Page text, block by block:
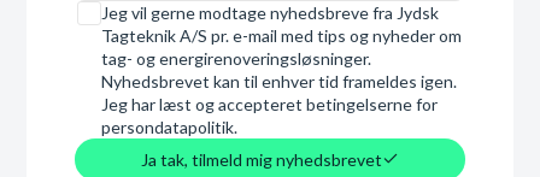
Samtykke
Jeg vil gerne modtage nyhedsbreve fra Jydsk
Tagteknik A/S pr. e-mail med tips og nyheder om
tag- og energirenoveringsløsninger.
Nyhedsbrevet kan til enhver tid frameldes igen.
Jeg har læst og accepteret betingelserne for
persondatapolitik.
Ja tak, tilmeld mig nyhedsbrevet